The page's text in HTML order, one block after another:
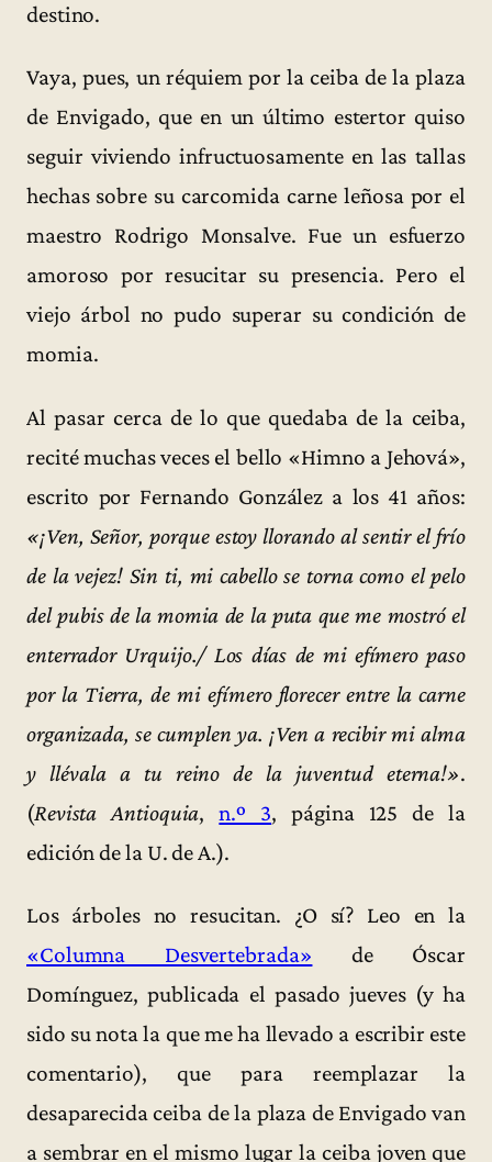
destino.
Vaya, pues, un réquiem por la ceiba de la plaza
de Envigado, que en un último estertor quiso
seguir viviendo infructuosamente en las tallas
hechas sobre su carcomida carne leñosa por el
maestro Rodrigo Monsalve. Fue un esfuerzo
amoroso por resucitar su presencia. Pero el
viejo árbol no pudo superar su condición de
momia.
Al pasar cerca de lo que quedaba de la ceiba,
recité muchas veces el bello «Himno a Jehová»,
escrito por Fernando González a los 41 años:
«¡Ven, Señor, porque estoy llorando al sentir el frío
de la vejez! Sin ti, mi cabello se torna como el pelo
del pubis de la momia de la puta que me mostró el
enterrador Urquijo./ Los días de mi efímero paso
por la Tierra, de mi efímero florecer entre la carne
organizada, se cumplen ya. ¡Ven a recibir mi alma
y llévala a tu reino de la juventud eterna!».
(Revista Antioquia,n.º 3, página 125 de la
edición de la U. de A.).
Los árboles no resucitan. ¿O sí? Leo en la
«Columna Desvertebrada» de Óscar
Domínguez, publicada el pasado jueves (y ha
sido su nota la que me ha llevado a escribir este
comentario), que para reemplazar la
desaparecida ceiba de la plaza de Envigado van
a sembrar en el mismo lugar la ceiba joven que